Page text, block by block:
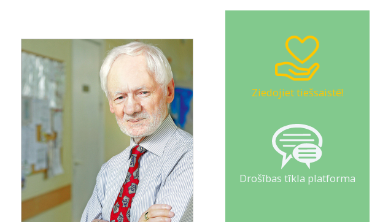
Ziedojiet tiešsaistē!
Drošības tīkla platforma